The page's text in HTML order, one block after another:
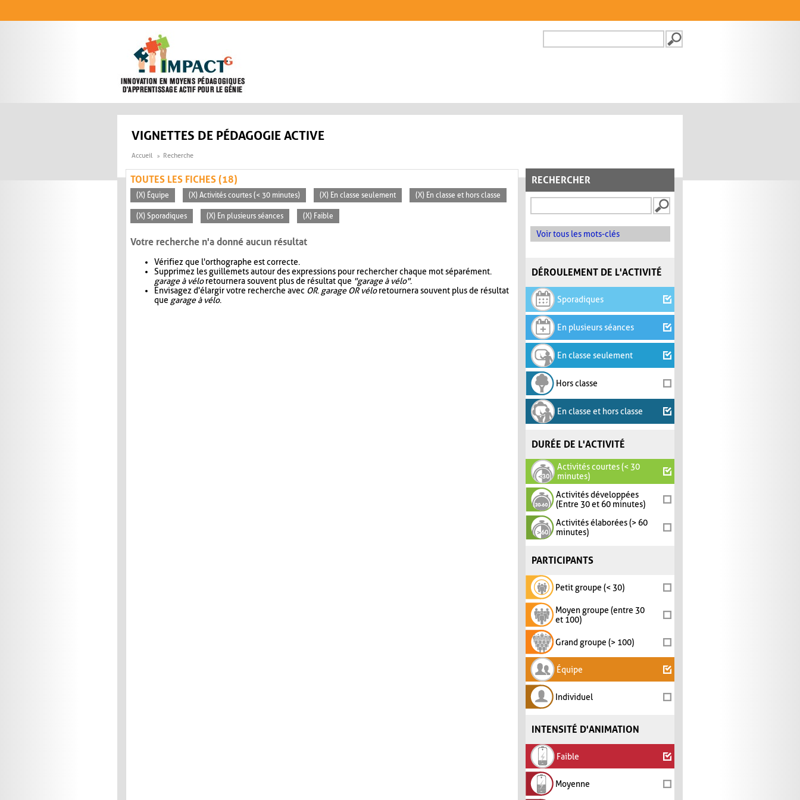
FORMULAIRE DE
VIGNETTES DE PÉDAGOGIE ACTIVE
Accueil Recherche
RECHERCHER
Voir tous les mots-clés
DÉROULEMENT DE L'ACTIVITÉ
Sporadiques
En plusieurs séances
En classe seulement
Hors classe
En classe et hors classe
DURÉE DE L'ACTIVITÉ
Activités courtes (< 30
minutes)
Activités développées
(Entre 30 et 60 minutes)
Activités élaborées (> 60
minutes)
PARTICIPANTS
Petit groupe (< 30)
Moyen groupe (entre 30
et 100)
Grand groupe (> 100)
Équipe
Individuel
INTENSITÉ D'ANIMATION
Faible
Moyenne
TOUTES LES FICHES (18)
(X) Équipe (X) Activités courtes (< 30 minutes) (X) En classe seulement (X) En classe et hors classe
(X) Sporadiques (X) En plusieurs séances (X) Faible
Votre recherche n'a donné aucun résultat
Vérifiez que l'orthographe est correcte.
Supprimez les guillemets autour des expressions pour rechercher chaque mot séparément.
garage à véloretournera souvent plus de résultat que "garage à vélo".
Envisagez d'élargir votre recherche avec OR. garage OR véloretournera souvent plus de résultat
que garage à vélo.